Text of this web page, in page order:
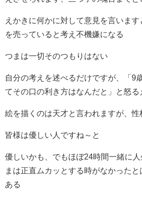
えかきに何かに対して意見を言いま
を売っていると考え不機嫌になる
つまは一切そのつもりはない
自分の考えを述べるだけですが、「9
てその口の利き方はなんだと」と怒る
絵を描くのは天才と言われますが、性
皆様は優しい人ですね～と
優しいかも、でもほぼ24時間一緒に
まは正直ムカッとする時がなかった
ある